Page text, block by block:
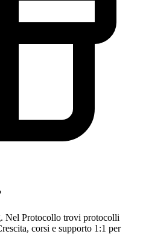
Nel Protocollo trovi protocolli
corsi e supporto 1:1 per